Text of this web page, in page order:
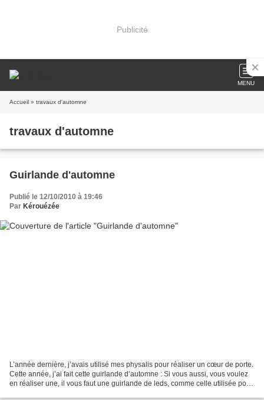
Publicité
MENU
Accueil » travaux d'automne
travaux d'automne
Guirlande d'automne
Publié le 12/10/2010 à 19:46
Par Kérouézée
L’année dernière, j’avais utilisé mes physalis pour réaliser un cœur de porte.
Cette année, j’ai fait cette guirlande d’automne : Si vous aussi, vous voulez
en réaliser une, il vous faut une guirlande de leds, comme celle utilisée pour